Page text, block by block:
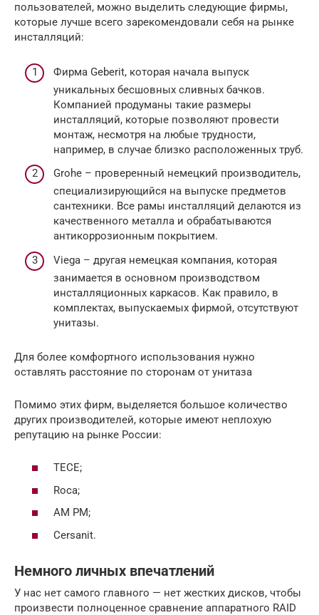
пользователей, можно выделить следующие фирмы,
которые лучше всего зарекомендовали себя на рынке
инсталляций:
Фирма Geberit, которая начала выпуск
уникальных бесшовных сливных бачков.
Компанией продуманы такие размеры
инсталляций, которые позволяют провести
монтаж, несмотря на любые трудности,
например, в случае близко расположенных труб.
Grohe – проверенный немецкий производитель,
специализирующийся на выпуске предметов
сантехники. Все рамы инсталляций делаются из
качественного металла и обрабатываются
антикоррозионным покрытием.
Viega – другая немецкая компания, которая
занимается в основном производством
инсталляционных каркасов. Как правило, в
комплектах, выпускаемых фирмой, отсутствуют
унитазы.
Для более комфортного использования нужно
оставлять расстояние по сторонам от унитаза
Помимо этих фирм, выделяется большое количество
других производителей, которые имеют неплохую
репутацию на рынке России:
TECE;
Roca;
AM PM;
Cersanit.
Немного личных впечатлений
У нас нет самого главного — нет жестких дисков, чтобы
произвести полноценное сравнение аппаратного RAID